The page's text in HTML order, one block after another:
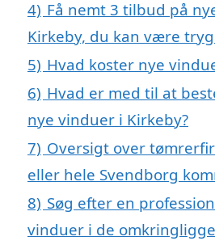
4) Få nemt 3 tilbud på
Kirkeby, du kan være
5) Hvad koster nye
6) Hvad er med til at
nye vinduer i Kirkeby?
7) Oversigt over
eller hele Svendborg
8) Søg efter en
vinduer i de